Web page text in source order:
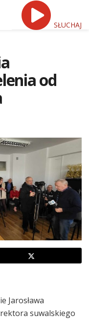
SŁUCHAJ
od
Jarosława
suwalskiego